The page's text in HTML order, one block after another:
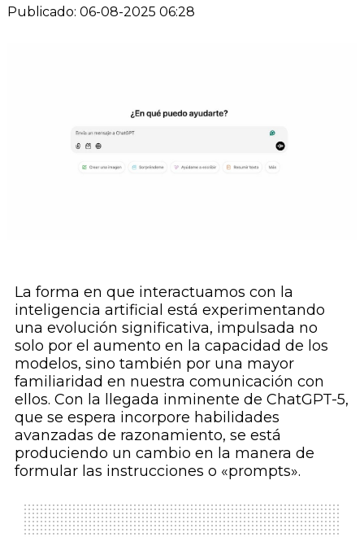
Publicado: 06-08-2025 06:28
La forma en que interactuamos con la
inteligencia artificial está experimentando
una evolución significativa, impulsada no
solo por el aumento en la capacidad de los
modelos, sino también por una mayor
familiaridad en nuestra comunicación con
ellos. Con la llegada inminente de ChatGPT-5,
que se espera incorpore habilidades
avanzadas de razonamiento, se está
produciendo un cambio en la manera de
formular las instrucciones o «prompts».